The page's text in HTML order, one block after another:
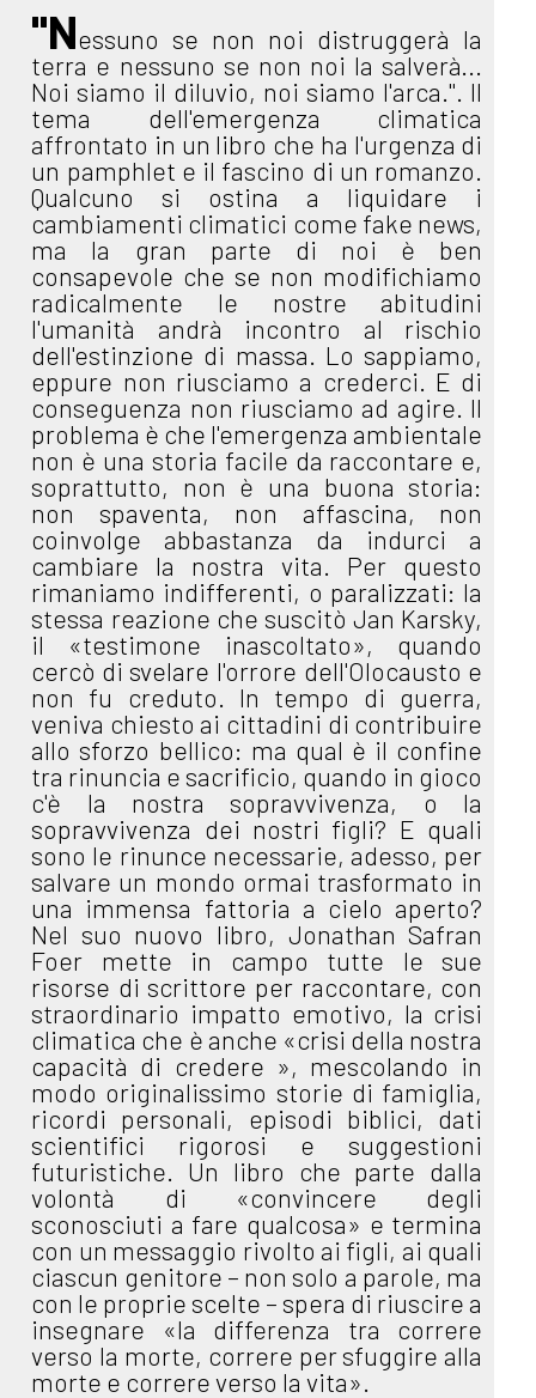
"Nessuno se non noi distruggerà la
terra e nessuno se non noi la salverà...
Noi siamo il diluvio, noi siamo l'arca.". Il
tema dell'emergenza climatica
affrontato in un libro che ha l'urgenza di
un pamphlet e il fascino di un romanzo.
Qualcuno si ostina a liquidare i
cambiamenti climatici come fake news,
ma la gran parte di noi è ben
consapevole che se non modifichiamo
radicalmente le nostre abitudini
l'umanità andrà incontro al rischio
dell'estinzione di massa. Lo sappiamo,
eppure non riusciamo a crederci. E di
conseguenza non riusciamo ad agire. Il
problema è che l'emergenza ambientale
non è una storia facile da raccontare e,
soprattutto, non è una buona storia:
non spaventa, non affascina, non
coinvolge abbastanza da indurci a
cambiare la nostra vita. Per questo
rimaniamo indifferenti, o paralizzati: la
stessa reazione che suscitò Jan Karsky,
il «testimone inascoltato», quando
cercò di svelare l'orrore dell'Olocausto e
non fu creduto. In tempo di guerra,
veniva chiesto ai cittadini di contribuire
allo sforzo bellico: ma qual è il confine
tra rinuncia e sacrificio, quando in gioco
c'è la nostra sopravvivenza, o la
sopravvivenza dei nostri figli? E quali
sono le rinunce necessarie, adesso, per
salvare un mondo ormai trasformato in
una immensa fattoria a cielo aperto?
Nel suo nuovo libro, Jonathan Safran
Foer mette in campo tutte le sue
risorse di scrittore per raccontare, con
straordinario impatto emotivo, la crisi
climatica che è anche «crisi della nostra
capacità di credere », mescolando in
modo originalissimo storie di famiglia,
ricordi personali, episodi biblici, dati
scientifici rigorosi e suggestioni
futuristiche. Un libro che parte dalla
volontà di «convincere degli
sconosciuti a fare qualcosa» e termina
con un messaggio rivolto ai figli, ai quali
ciascun genitore – non solo a parole, ma
con le proprie scelte – spera di riuscire a
insegnare «la differenza tra correre
verso la morte, correre per sfuggire alla
morte e correre verso la vita».